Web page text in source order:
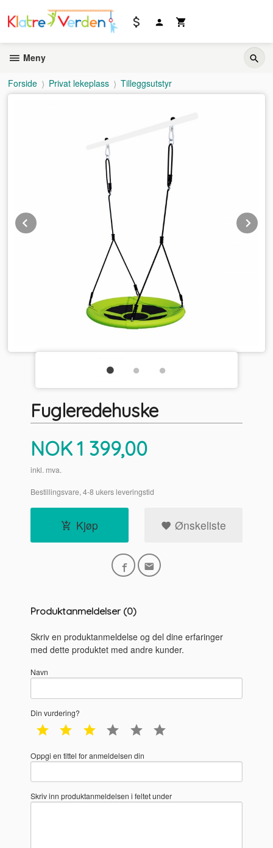
innholdet
Meny
Forside Privat lekeplass Tilleggsutstyr
Prev
Fugleredehuske
Pris
NOK1 399,00
inkl. mva.
Bestillingsvare, 4-8 ukers leveringstid
Kjøp Ønskeliste
Produktanmeldelser (0)
Skriv en produktanmeldelse og del dine erfaringer
med dette produktet med andre kunder.
Navn
Din vurdering?
1 star 2 star 3 star 4 star 5 star
Oppgi en tittel for anmeldelsen din
Skriv inn produktanmeldelsen i feltet under